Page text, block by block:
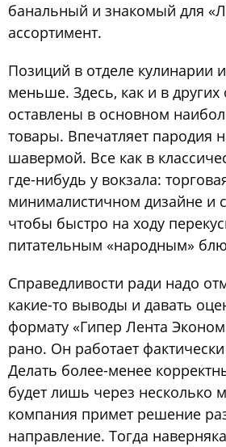
банальный и знакомый для
ассортимент.
Позиций в отделе кулинарии
меньше. Здесь, как и в других
оставлены в основном
товары. Впечатляет пародия
шавермой. Все как в
где-нибудь у вокзала:
минималистичном дизайне и
чтобы быстро на ходу
питательным «народным»
Справедливости ради надо
какие-то выводы и давать
формату «Гипер Лента
рано. Он работает
Делать более-менее
будет лишь через несколько
компания примет решение
направление. Тогда